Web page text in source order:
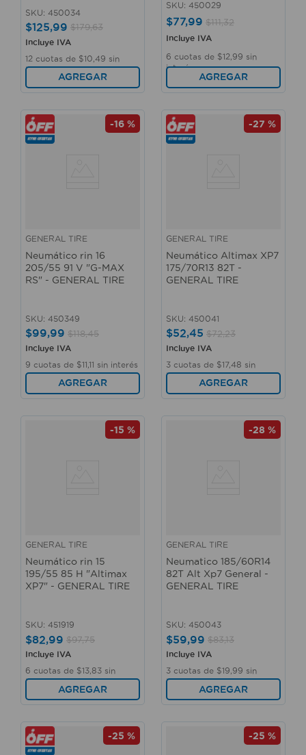
SKU: 450034
$125,99 $179,63
Incluye IVA
12 cuotas de $10 49 sin
interés
AGREGAR
SKU: 450029
$77,99 $111,32
Incluye IVA
6 cuotas de $12 99 sin
interés
AGREGAR
-16 %
GENERAL TIRE
Neumático rin 16
205/55 91 V "G-MAX
RS" - GENERAL TIRE
SKU: 450349
$99,99 $118,45
Incluye IVA
9 cuotas de $11 11 sin interés
AGREGAR
-27 %
GENERAL TIRE
Neumático Altimax XP7
175/70R13 82T -
GENERAL TIRE
SKU: 450041
$52,45 $72,23
Incluye IVA
3 cuotas de $17,48 sin
interés
AGREGAR
-15 %
GENERAL TIRE
Neumático rin 15
195/55 85 H "Altimax
XP7" - GENERAL TIRE
SKU: 451919
$82,99 $97,75
Incluye IVA
6 cuotas de $13 83 sin
interés
AGREGAR
-28 %
GENERAL TIRE
Neumatico 185/60R14
82T Alt Xp7 General -
GENERAL TIRE
SKU: 450043
$59,99 $83,13
Incluye IVA
3 cuotas de $19 99 sin
interés
AGREGAR
-25 % -25 %